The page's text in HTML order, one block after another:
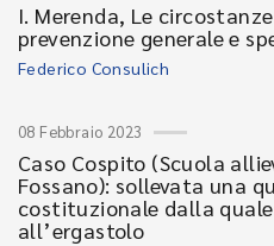
I. Merenda, Le
prevenzione generale e
Federico Consulich
08 Febbraio 2023
Caso Cospito (Scuola
Fossano): sollevata una
costituzionale dalla
all’ergastolo